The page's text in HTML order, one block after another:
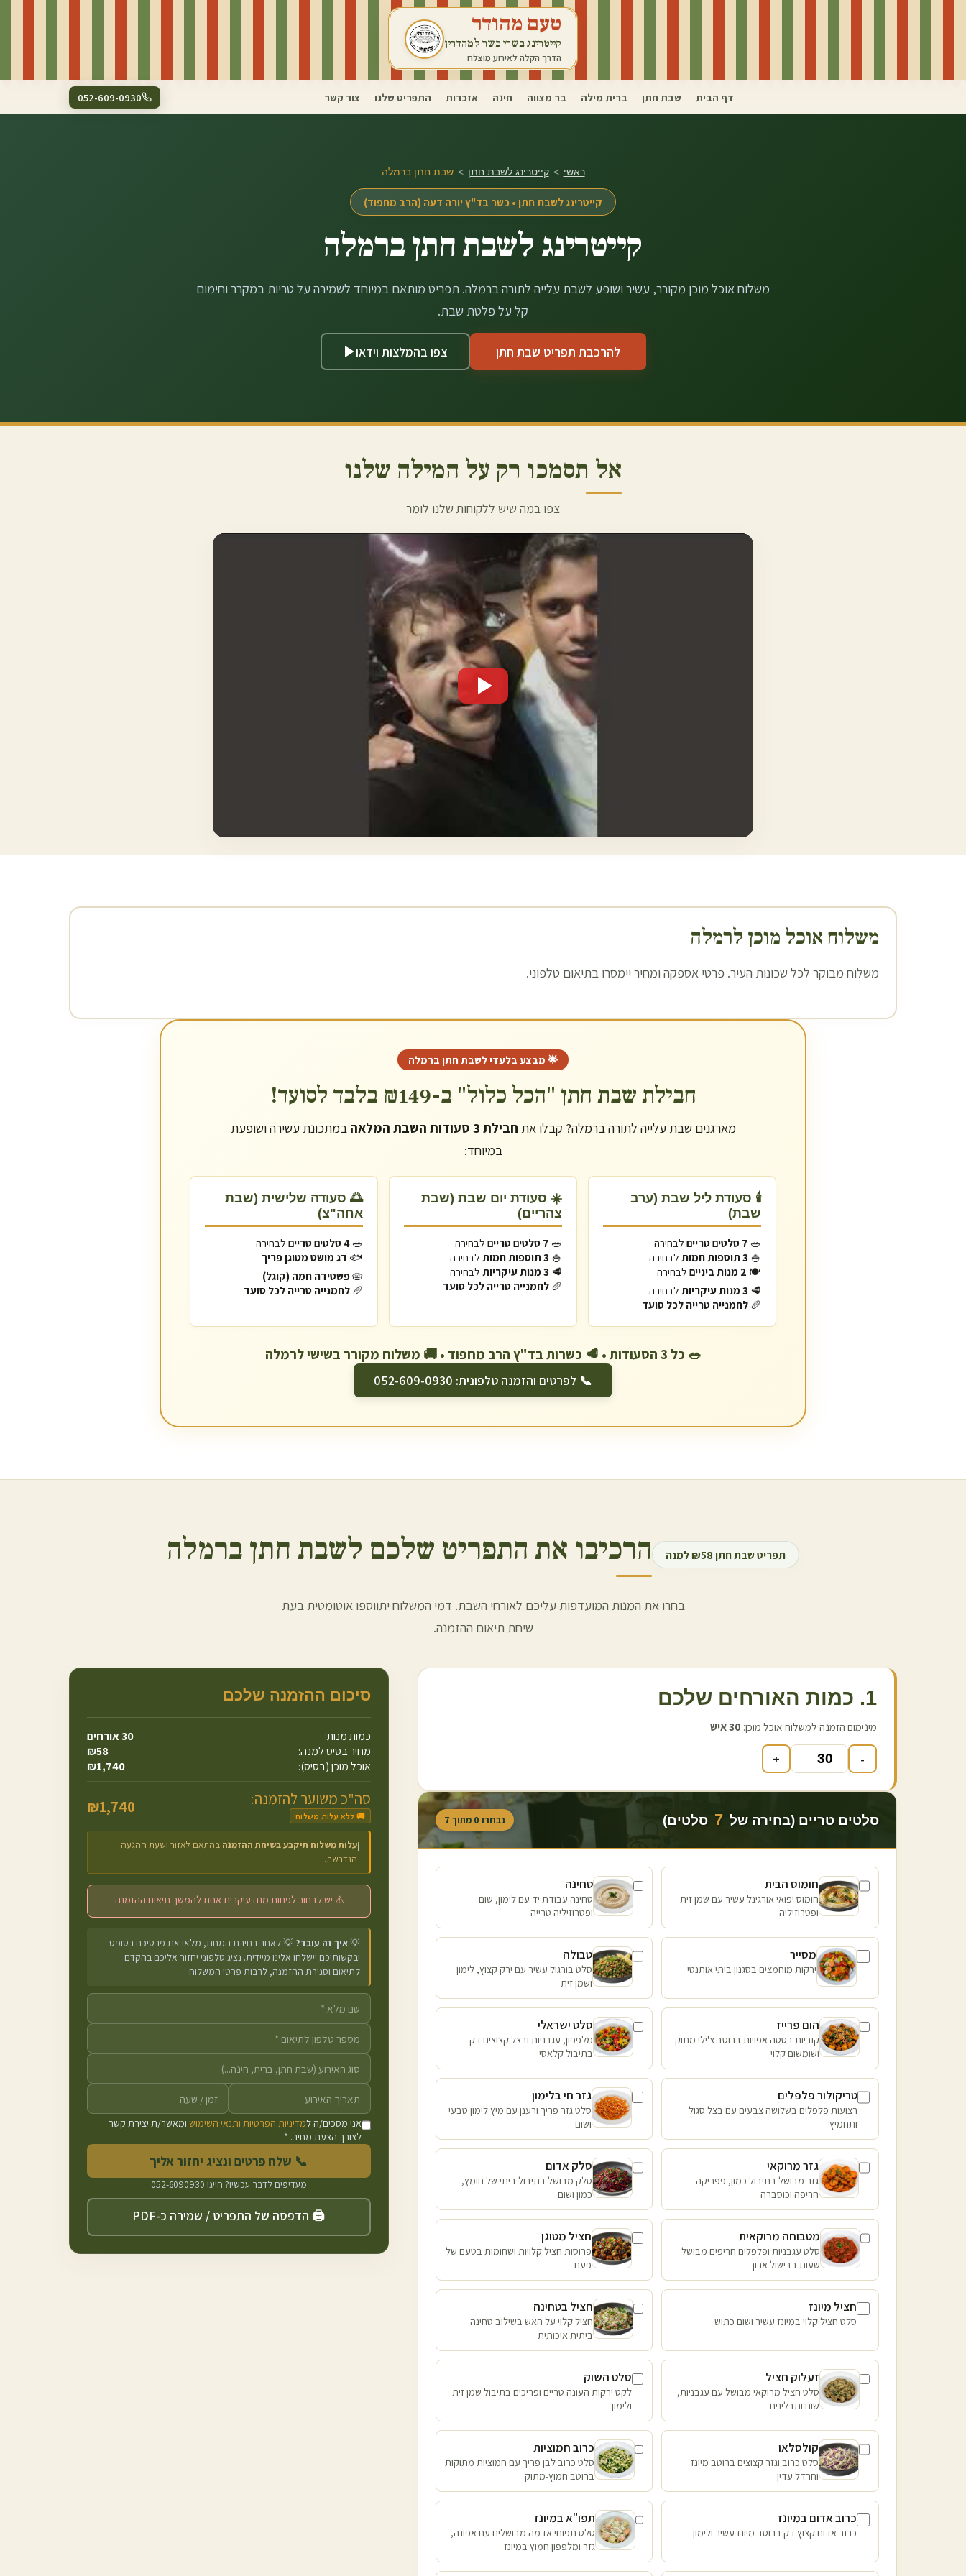
טעם מהודר
קייטרינג בשרי כשר למהדרין
הדרך הקלה לאירוע מוצלח
דף הבית שבת חתן ברית מילה בר מצווה חינה אזכרות התפריט שלנו צור קשר 052-609-0930
ראשי > קייטרינג לשבת חתן > שבת חתן ברמלה
קייטרינג לשבת חתן • כשר בד"ץ יורה דעה (הרב מחפוד)
קייטרינג לשבת חתן ברמלה
משלוח אוכל מוכן מקורר, עשיר ושופע לשבת עלייה לתורה ברמלה. תפריט מותאם במיוחד לשמירה על טריות במקרר וחימום
קל על פלטת שבת.
להרכבת תפריט שבת חתן צפו בהמלצות וידאו
אל תסמכו רק על המילה שלנו
צפו במה שיש ללקוחות שלנו לומר
משלוח אוכל מוכן לרמלה
משלוח מבוקר לכל שכונות העיר. פרטי אספקה ומחיר יימסרו בתיאום טלפוני.
🌟 מבצע בלעדי לשבת חתן ברמלה
חבילת שבת חתן "הכל כלול" ב-₪149 בלבד לסועד!
מארגנים שבת עלייה לתורה ברמלה? קבלו את חבילת 3 סעודות השבת המלאה
במתכונת עשירה ושופעת
במיוחד:
🕯️ סעודת ליל שבת (ערב
שבת)
🥗 7 סלטים טריים
לבחירה
🍚 3 תוספות חמות
לבחירה
🍽️ 2 מנות ביניים
לבחירה
🥩 3 מנות עיקריות
לבחירה
🥖 לחמנייה טרייה לכל סועד
☀️ סעודת יום שבת (שבת
צהריים)
🥗 7 סלטים טריים
לבחירה
🍚 3 תוספות חמות
לבחירה
🥩 3 מנות עיקריות
לבחירה
🥖 לחמנייה טרייה לכל סועד
🌅 סעודה שלישית (שבת
אחה"צ)
🥗 4 סלטים טריים
לבחירה
🐟 דג מושט מטוגן פריך
🥧פשטידה חמה (קוגל)
🥖 לחמנייה טרייה לכל סועד
🥗 כל 3 הסעודות • 🥩 כשרות בד"ץ הרב מחפוד • 🚚 משלוח מקורר בשישי ל רמלה
📞 לפרטים והזמנה טלפונית: 052-609-0930
תפריט שבת חתן ₪58 למנה הרכיבו את התפריט שלכם לשבת חתן ברמלה
בחרו את המנות המועדפות עליכם לאורחי השבת. דמי המשלוח יתווספו אוטומטית בעת
שיחת תיאום ההזמנה.
1. כמות האורחים שלכם
מינימום הזמנה למשלוח אוכל מוכן: 30איש
-
+
סלטים טריים (בחירה של 7 סלטים) נבחרו 0 מתוך 7
חומוס הבית
חומוס יפואי אורגינל עשיר עם שמן זית
ופטרוזיליה
טחינה
טחינה עבודת יד עם לימון, שום
ופטרוזיליה טרייה
מסייר
ירקות מוחמצים בסגנון ביתי אותנטי
טבולה
סלט בורגול עשיר עם ירק קצוץ, לימון
ושמן זית
הום פרייז
קוביות בטטה אפויות ברוטב צ'ילי מתוק
ושומשום קלוי
סלט ישראלי
מלפפון, עגבניות ובצל קצוצים דק
בתיבול קלאסי
טריקולור פלפלים
רצועות פלפלים בשלושה צבעים עם בצל סגול
ותחמיץ
גזר חי בלימון
סלט גזר פריך ורענן עם מיץ לימון טבעי
ושום
גזר מרוקאי
גזר מבושל בתיבול כמון, פפריקה
חריפה וכוסברה
סלק אדום
סלק מבושל בתיבול ביתי של חומץ,
כמון ושום
מטבוחה מרוקאית
סלט עגבניות ופלפלים חריפים מבושל
שעות בבישול ארוך
חציל מטוגן
פרוסות חציל קלויות ושחומות בטעם של
פעם
חציל מיונז
סלט חציל קלוי במיונז עשיר ושום כתוש
חציל בטחינה
חציל קלוי על האש בשילוב טחינה
ביתית איכותית
זעלוק חציל
סלט חציל מרוקאי מבושל עם עגבניות,
שום ותבלינים
סלט השוק
לקט ירקות העונה טריים ופריכים בתיבול שמן זית
ולימון
קולסלאו
סלט כרוב וגזר קצוצים ברוטב מיונז
וחרדל עדין
כרוב חמוציות
סלט כרוב לבן פריך עם חמוציות מתוקות
ברוטב חמוץ-מתוק
כרוב אדום במיונז
כרוב אדום קצוץ דק ברוטב מיונז עשיר ולימון
תפו"א במיונז
סלט תפוחי אדמה מבושלים עם אפונה,
גזר ומלפפון חמוץ במיונז
סיכום ההזמנה שלכם
כמות מנות: 30אורחים
מחיר בסיס למנה:
₪58
אוכל מוכן (בסיס):
₪1,740
סה"כ משוער להזמנה:
🚚 ללא עלות משלוח ₪1,740
ℹ️עלות משלוח תיקבע בשיחת ההזמנה בהתאם לאזור ושעת ההגעה
הנדרשת.
⚠️ יש לבחור לפחות מנה עיקרית אחת להמשך תיאום ההזמנה.
💡איך זה עובד? 💡 לאחר בחירת המנות, מלאו את פרטיכם בטופס
ובקשותיכם יישלחו אלינו מיידית. נציג טלפוני יחזור אליכם בהקדם
לתיאום וסגירת ההזמנה, לרבות פרטי המשלוח.
אני מסכים/ה למדיניות הפרטיות ותנאי השימוש ומאשר/ת יצירת קשר
לצורך הצעת מחיר. *
📞 שלח פרטים ונציג יחזור אליך
מעדיפים לדבר עכשיו? חייגו 052-6090930
🖨️ הדפסה של התפריט / שמירה כ-PDF